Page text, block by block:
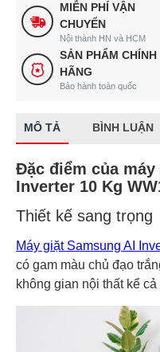
MIỄN PHÍ VẬN
CHUYỂN
Nội thành HN và HCM
SẢN PHẨM CHÍNH
HÃNG
Bảo hành toàn quốc
MÔ TẢ BÌNH LUẬN
Đặc điểm của máy
Inverter 10 Kg
Thiết kế sang trọng
Máy giặt Samsung AI
có gam màu chủ đạo
không gian nội thất kể